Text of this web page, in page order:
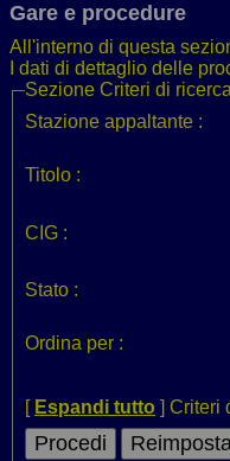
Gare e procedure
All'interno di questa
I dati di dettaglio delle
Sezione Criteri di ricerca
Stazione appaltante :
Titolo :
CIG :
Stato :
Ordina per :
[ Espandi tutto ] Criteri